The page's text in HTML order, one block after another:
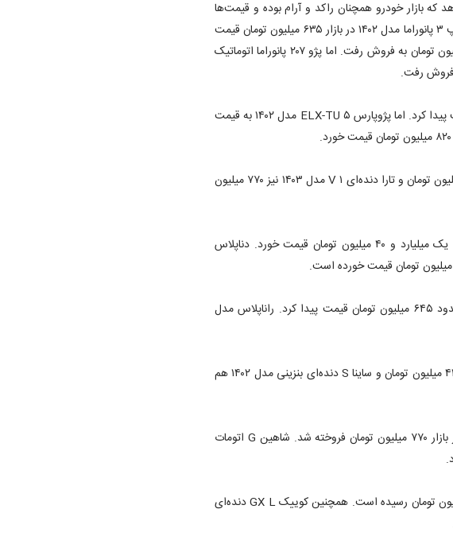
نشان می‌دهد که بازار خودرو همچنان راکد و آرام بوده و قیمت‌ها
نیز ثبات نسبی دارند. بر این اساس قیمت پژو ۲۰۶ تیپ ۳ پانوراما مدل ۱۴۰۲ در بازار ۶۳۵ میلیون تومان قیمت
خورده است. پژو ۲۰۷ دنده‌ای مدل ۱۴۰۳ هم ۷۴۲ میلیون تومان به فروش رفت. اما پژو ۲۰۷ پانوراما اتوماتیک
پژو ۲۰۷ تیپ ۵ مدل ۱۴۰۲ نیز ۶۵۲ میلیون تومان قیمت پیدا کرد. اما پژوپارس ELX-TU ۵ مدل ۱۴۰۲ به قیمت
تارا اتوماتیک V ۲ مدل ۱۴۰۳ در بازار به قیمت ۹۳۰ میلیون تومان و تارا دنده‌ای V ۱ مدل ۱۴۰۳ نیز ۷۷۰ میلیون
همچنین دناپلاس اتوماتیک توربو آپشنال مدل ۱۴۰۳، یک میلیارد و ۴۰ میلیون تومان قیمت خورد. دناپلاس
راناپلاس مدل ۱۴۰۳ در طول ۲۴ ساعت گذشته در حدود ۶۴۵ میلیون تومان قیمت پیدا کرد. راناپلاس مدل
همچنین ساینا S دنده‌ای بنزینی مدل ۱۴۰۳ در بازار ۴۲۳ میلیون تومان و ساینا S دنده‌ای بنزینی مدل ۱۴۰۲ هم
اما سمند سورن پلاس EF ۷ دوگانه‌سوز مدل ۱۴۰۳ در بازار ۷۷۰ میلیون تومان فروخته شد. شاهین G اتومات
شاهین G اتومات CVT مدل ۱۴۰۲ در بازار به ۸۰۰ میلیون تومان رسیده است. همچنین کوییک GX L دنده‌ای